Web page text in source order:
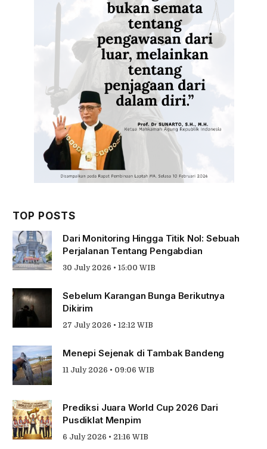
TOP POSTS
Dari Monitoring Hingga Titik Nol: Sebuah
Perjalanan Tentang Pengabdian
30 July 2026 • 15:00 WIB
Sebelum Karangan Bunga Berikutnya
Dikirim
27 July 2026 • 12:12 WIB
Menepi Sejenak di Tambak Bandeng
11 July 2026 • 09:06 WIB
Prediksi Juara World Cup 2026 Dari
Pusdiklat Menpim
6 July 2026 • 21:16 WIB